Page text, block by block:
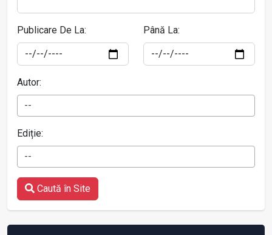
Publicare De La: Până La:
Autor:
--
Ediție:
--
Caută în Site